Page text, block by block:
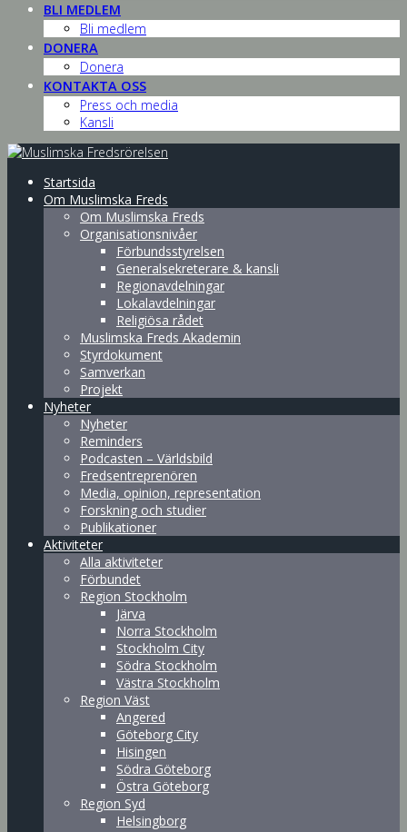
BLI MEDLEM
Bli medlem
DONERA
Donera
KONTAKTA OSS
Press och media
Kansli
Startsida
Om Muslimska Freds
Om Muslimska Freds
Organisationsnivåer
Förbundsstyrelsen
Generalsekreterare & kansli
Regionavdelningar
Lokalavdelningar
Religiösa rådet
Muslimska Freds Akademin
Styrdokument
Samverkan
Projekt
Nyheter
Nyheter
Reminders
Podcasten – Världsbild
Fredsentreprenören
Media, opinion, representation
Forskning och studier
Publikationer
Aktiviteter
Alla aktiviteter
Förbundet
Region Stockholm
Järva
Norra Stockholm
Stockholm City
Södra Stockholm
Västra Stockholm
Region Väst
Angered
Göteborg City
Hisingen
Södra Göteborg
Östra Göteborg
Region Syd
Helsingborg